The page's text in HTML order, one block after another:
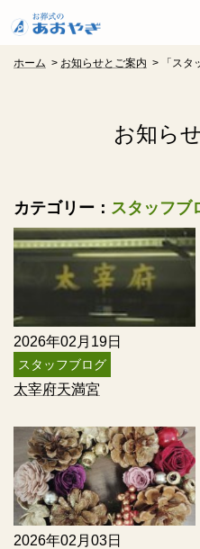
ホーム > お知らせとご案内 > 「スタ
お知ら
カテゴリー： スタッフブ
2026年02月19日
スタッフブログ
太宰府天満宮
2026年02月03日